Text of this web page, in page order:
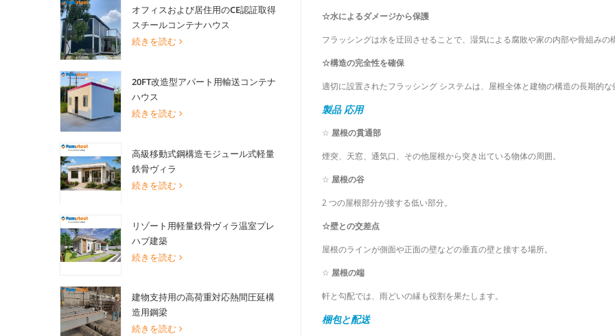
オフィスおよび居住用のCE認証取得
スチールコンテナハウス
続きを読む
20FT改造型アパート用輸送コンテナ
ハウス
続きを読む
高級移動式鋼構造モジュール式軽量
鉄骨ヴィラ
続きを読む
リゾート用軽量鉄骨ヴィラ温室プレ
ハブ建築
続きを読む
建物支持用の高荷重対応熱間圧延構
造用鋼梁
続きを読む
☆水によるダメージから保護
フラッシングは水を迂回させることで、湿気による腐敗や家の内部や骨組みの
☆構造の完全性を確保
適切に設置されたフラッシング システムは、屋根全体と建物の構造の長期的な
製品応用
☆ 屋根の貫通部
煙突、天窓、通気口、その他屋根から突き出ている物体の周囲。
☆ 屋根の谷
2 つの屋根部分が接する低い部分。
☆壁との交差点
屋根のラインが側面や正面の壁などの垂直の壁と接する場所。
☆ 屋根の端
軒と勾配では、雨どいの縁も役割を果たします。
梱包と配送